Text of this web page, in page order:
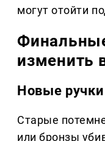
могут отойти
изменить
Новые ручки
Старые
или бронзы